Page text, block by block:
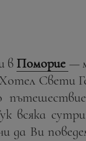
в Поморие —
Свети
всяка
да Ви